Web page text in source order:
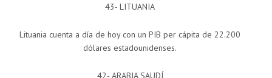
43- LITUANIA
Lituania cuenta a día de hoy con un PIB per cápita de 22.200
dólares estadounidenses.